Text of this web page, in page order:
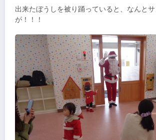
出来たぼうしを被り踊っていると、なんと
が！！！